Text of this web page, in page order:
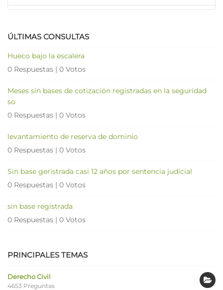
ÚLTIMAS CONSULTAS
Hueco bajo la escalera
0 Respuestas | 0 Votos
Meses sin bases de cotización registradas en la seguridad
so
0 Respuestas | 0 Votos
levantamiento de reserva de dominio
0 Respuestas | 0 Votos
Sin base geristrada casi 12 años por sentencia judicial
0 Respuestas | 0 Votos
sin base registrada
0 Respuestas | 0 Votos
PRINCIPALES TEMAS
Derecho Civil
4653 Preguntas